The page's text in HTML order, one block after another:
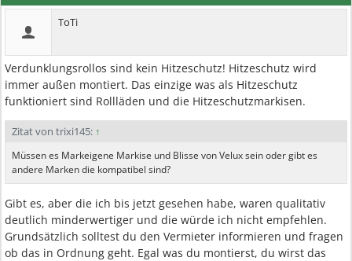
ToTi
Verdunklungsrollos sind kein Hitzeschutz! Hitzeschutz wird
immer außen montiert. Das einzige was als Hitzeschutz
funktioniert sind Rollläden und die Hitzeschutzmarkisen.
Zitat von trixi145: ↑
Müssen es Markeigene Markise und Blisse von Velux sein oder gibt es
andere Marken die kompatibel sind?
Gibt es, aber die ich bis jetzt gesehen habe, waren qualitativ
deutlich minderwertiger und die würde ich nicht empfehlen.
Grundsätzlich solltest du den Vermieter informieren und fragen
ob das in Ordnung geht. Egal was du montierst, du wirst das